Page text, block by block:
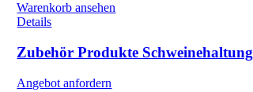
Warenkorb ansehen
Details
Zubehör Produkte Schweinehaltung
Angebot anfordern